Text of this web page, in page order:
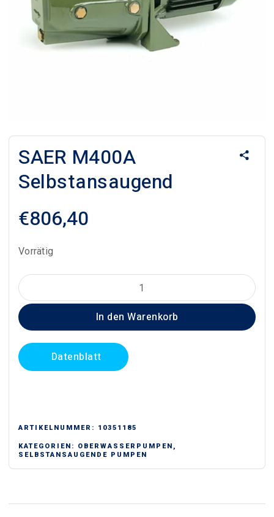
SAER M400A
Selbstansaugend
€806,40
Vorrätig
SAER
M400A
Selbstansaugend
Menge
In den Warenkorb
Datenblatt
ARTIKELNUMMER: 10351185
KATEGORIEN: OBERWASSERPUMPEN ,
SELBSTANSAUGENDE PUMPEN